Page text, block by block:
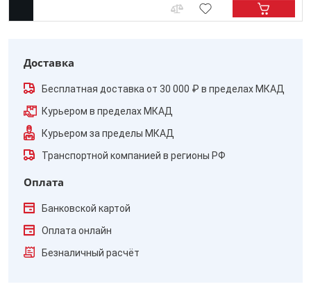
Доставка
Бесплатная доставка от 30 000 ₽ в пределах МКАД
Курьером в пределах МКАД
Курьером за пределы МКАД
Транспортной компанией в регионы РФ
Оплата
Банковской картой
Оплата онлайн
Безналичный расчёт